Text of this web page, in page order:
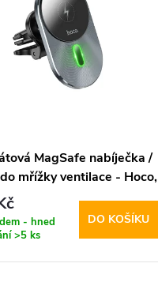
MagSafe nabíječka /
mřížky ventilace - Hoco,
- hned
>5 ks
DO KOŠÍKU